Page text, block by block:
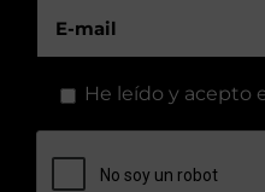
He leído y acepto